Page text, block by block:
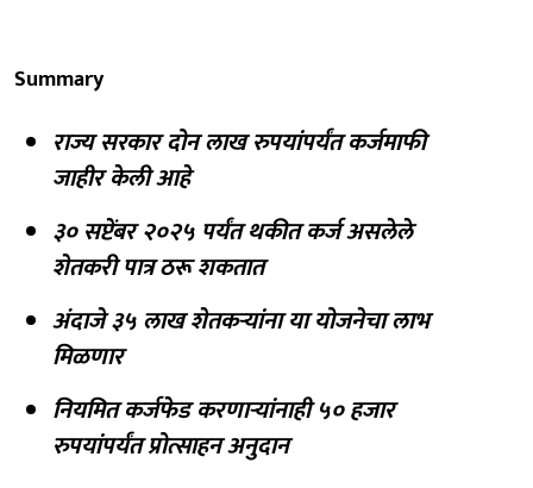
Summary
राज्य सरकार दोन लाख रुपयांपर्यंत कर्जमाफी
जाहीर केली आहे
३० सप्टेंबर २०२५ पर्यंत थकीत कर्ज असलेले
शेतकरी पात्र ठरू शकतात
अंदाजे ३५ लाख शेतकऱ्यांना या योजनेचा लाभ
मिळणार
नियमित कर्जफेड करणाऱ्यांनाही ५० हजार
रुपयांपर्यंत प्रोत्साहन अनुदान